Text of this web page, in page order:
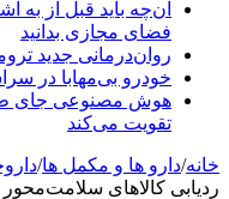
آن‌چه باید قبل از به
فضای مجازی بدانید
روان‌درمانی جدید
خودرو بی‌مهابا در
هوش مصنوعی جای
تقویت می‌کند
خانه/دارو ها و مکمل ها/
ردیابی کالاهای سلامت‌محور